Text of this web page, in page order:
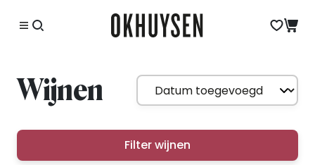
Wijnen
Filter wijnen